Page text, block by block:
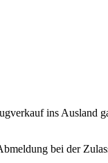
ins Ausland
bei der